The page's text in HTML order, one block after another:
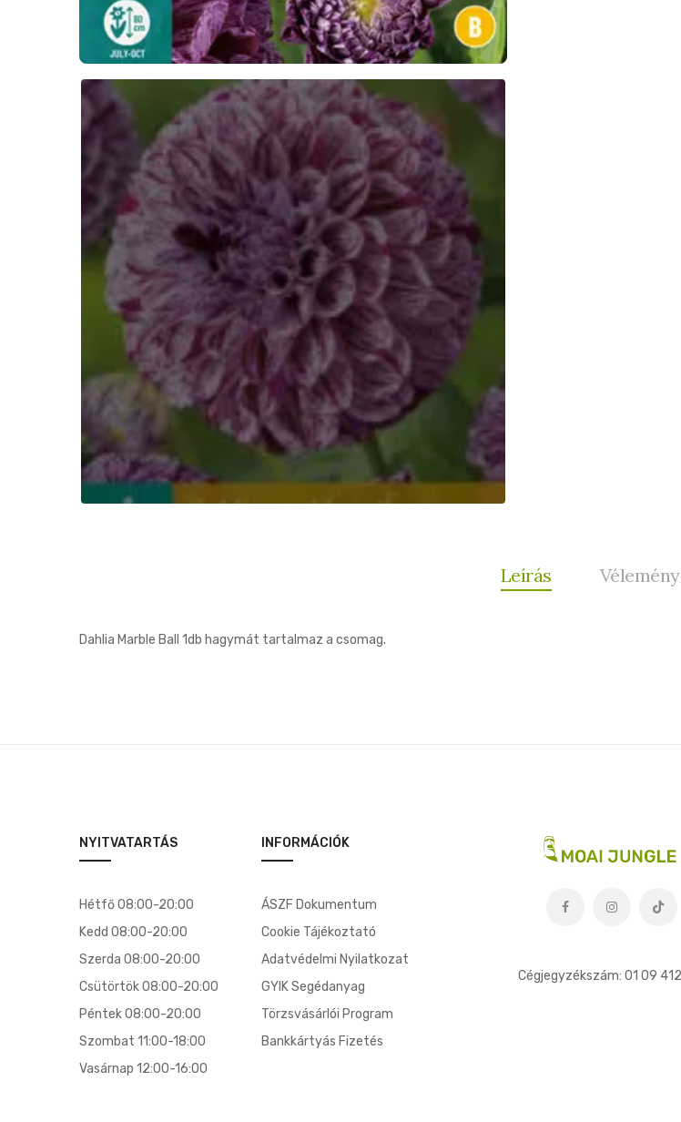
Leírás
Dahlia Marble Ball 1db hagymát tartalmaz a csomag.
NYITVATARTÁS
Hétfő 08:00-20:00
Kedd 08:00-20:00
Szerda 08:00-20:00
Csütörtök 08:00-20:00
Péntek 08:00-20:00
Szombat 11:00-18:00
Vasárnap 12:00-16:00
INFORMÁCIÓK
ÁSZF Dokumentum
Cookie Tájékoztató
Adatvédelmi Nyilatkozat
GYIK Segédanyag
Törzsvásárlói Program
Bankkártyás Fizetés
Cégjegyzékszám: 01 09